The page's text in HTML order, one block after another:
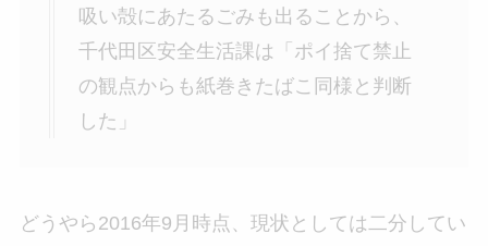
吸い殻にあたるごみも出ることから、
千代田区安全生活課は「ポイ捨て禁止
の観点からも紙巻きたばこ同様と判断
した」
どうやら2016年9月時点、現状としては二分してい